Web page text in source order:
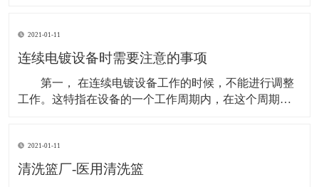
宽、板厚决定。电镀挂具无论用哪种方式悬挂零件，都
应保证零件在电镀时产生的气体顺利排出，以免产生的
2021-01-11
连续电镀设备时需要注意的事项
第一， 在连续电镀设备工作的时候，不能进行调整
工作。这特指在设备的一个工作周期内，在这个周期
间就会产生一定的偏差，不利于标准化生产。 第
二， 调整好连续电镀设备的结构。每个零件和部件的紧
2021-01-11
清洗篮厂-医用清洗篮